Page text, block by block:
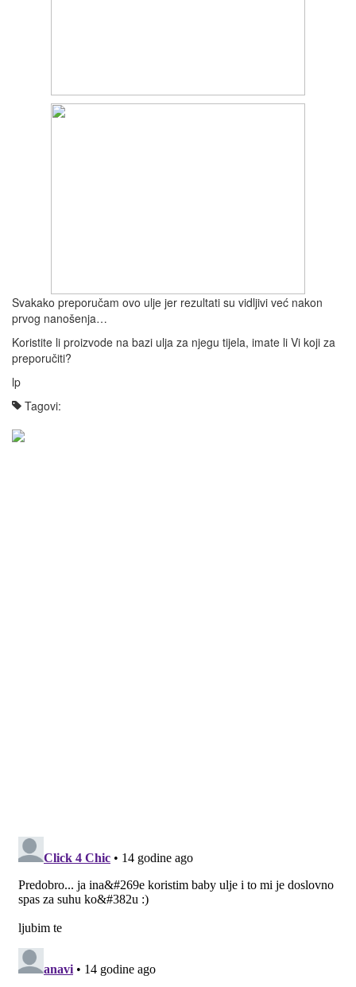
Svakako preporučam ovo ulje jer rezultati su vidljivi već nakon
prvog nanošenja…
Koristite li proizvode na bazi ulja za njegu tijela, imate li Vi koji za
preporučiti?
lp
Tagovi: